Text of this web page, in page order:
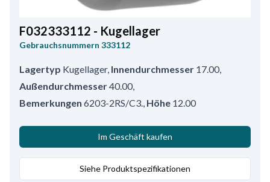
F032333112 - Kugellager
Gebrauchsnummern 333112
Lagertyp Kugellager, Innendurchmesser 17.00,
Außendurchmesser40.00,
Bemerkungen 6203-2RS/C3., Höhe 12.00
Im Geschäft kaufen
Siehe Produktspezifikationen